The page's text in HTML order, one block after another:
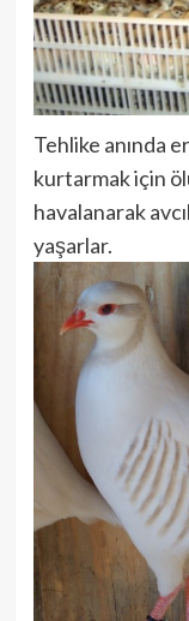
Tehlike anında
kurtarmak için
havalanarak
yaşarlar.